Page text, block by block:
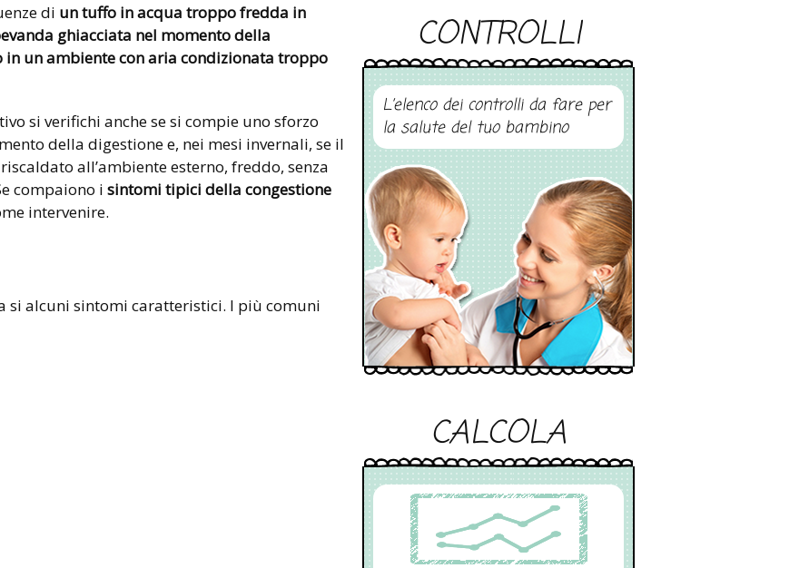
di un tuffo in acqua troppo fredda in
ghiacciata nel momento della
in un ambiente con aria condizionata troppo
si verifichi anche se si compie uno sforzo
della digestione e, nei mesi invernali, se il
all’ambiente esterno, freddo, senza
compaiono i sintomi tipici della congestione
intervenire.
si alcuni sintomi caratteristici. I più comuni
CONTROLLI
L’elenco dei controlli da fare per
la salute del tuo bambino
CALCOLA